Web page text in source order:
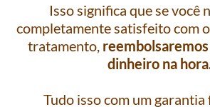
Isso significa que se você
completamente satisfeito com
tratamento,
dinheiro na
Tudo isso com um